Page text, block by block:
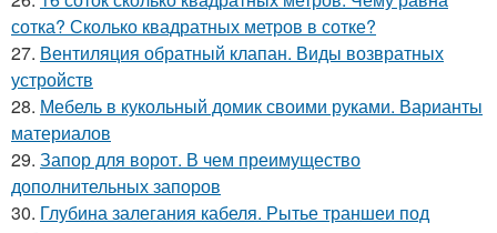
сотка? Сколько квадратных метров в сотке?
27. Вентиляция обратный клапан. Виды возвратных
устройств
28. Мебель в кукольный домик своими руками. Варианты
материалов
29. Запор для ворот. В чем преимущество
дополнительных запоров
30. Глубина залегания кабеля. Рытье траншеи под